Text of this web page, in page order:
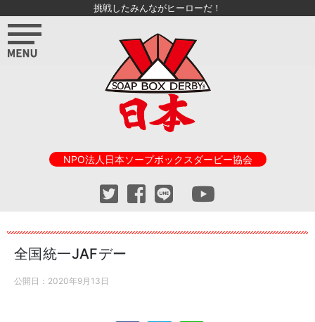
挑戦したみんながヒーローだ！
NPO法人日本ソープボックスダービー協会
全国統一JAFデー
公開日： 2020年9月13日